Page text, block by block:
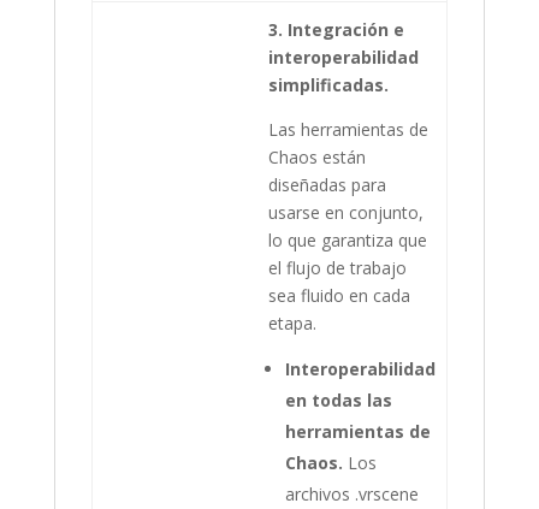
3. Integración e
interoperabilidad
simplificadas.
Las herramientas de
Chaos están
diseñadas para
usarse en conjunto,
lo que garantiza que
el flujo de trabajo
sea fluido en cada
etapa.
Interoperabilidad
en todas las
herramientas de
Chaos. Los
archivos .vrscene